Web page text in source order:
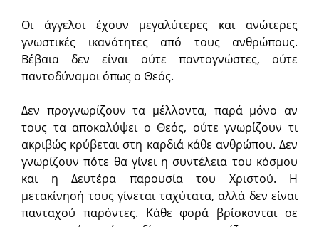
Οι άγγελοι έχουν μεγαλύτερες και ανώτερες
γνωστικές ικανότητες από τους ανθρώπους.
Βέβαια δεν είναι ούτε παντογνώστες, ούτε
παντοδύναμοι όπως ο Θεός.
Δεν προγνωρίζουν τα μέλλοντα, παρά μόνο αν
τους τα αποκαλύψει ο Θεός, ούτε γνωρίζουν τι
ακριβώς κρύβεται στη καρδιά κάθε ανθρώπου. Δεν
γνωρίζουν πότε θα γίνει η συντέλεια του κόσμου
και η Δευτέρα παρουσία του Χριστού. Η
μετακίνησή τους γίνεται ταχύτατα, αλλά δεν είναι
πανταχού παρόντες. Κάθε φορά βρίσκονται σε